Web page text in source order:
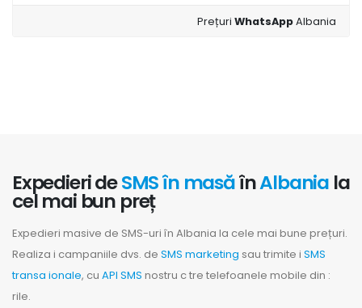
PrețuriWhatsAppAlbania
Expedieri deSMS în masăînAlbania la
cel mai bun preț
Expedieri masive de SMS-uri în Albania la cele mai bune prețuri.
Realiza i campaniile dvs. de SMS marketing sau trimite i SMS
transa ionale, cu API SMS nostru c tre telefoanele mobile din :
rile.